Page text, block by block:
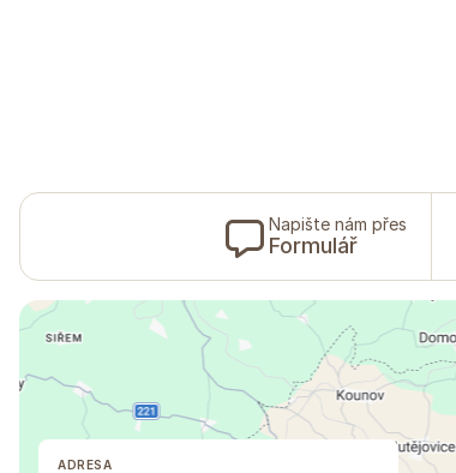
Napište nám přes
Formulář
ADRESA